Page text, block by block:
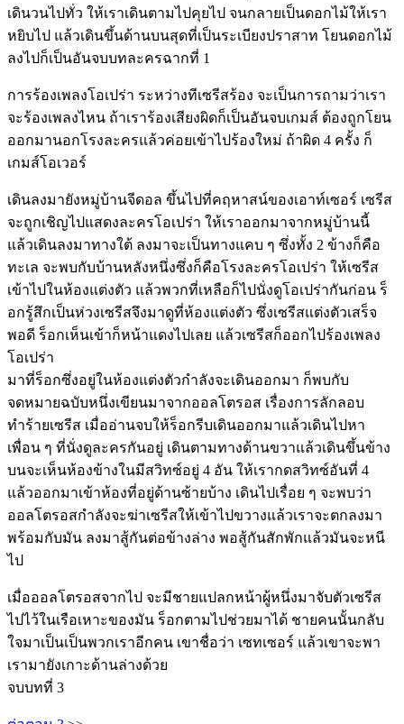
เดินวนไปทั่ว ให้เราเดินตามไปคุยไป จนกลายเป็นดอกไม้ให้เรา
หยิบไป แล้วเดินขึ้นด้านบนสุดที่เป็นระเบียงปราสาท โยนดอกไม้
ลงไปก็เป็นอันจบบทละครฉากที่ 1
การร้องเพลงโอเปร่า ระหว่างทีเซรีสร้อง จะเป็นการถามว่าเรา
จะร้องเพลงไหน ถ้าเราร้องเสียงผิดก็เป็นอันจบเกมส์ ต้องถูกโยน
ออกมานอกโรงละครแล้วค่อยเข้าไปร้องใหม่ ถ้าผิด 4 ครั้ง ก็
เกมส์โอเวอร์
เดินลงมายังหมู่บ้านจีดอล ขึ้นไปที่คฤหาสน์ของเอาท์เซอร์ เซรีส
จะถูกเชิญไปแสดงละครโอเปร่า ให้เราออกมาจากหมู่บ้านนี้
แล้วเดินลงมาทางใต้ ลงมาจะเป็นทางแคบ ๆ ซึ่งทั้ง 2 ข้างก็คือ
ทะเล จะพบกับบ้านหลังหนึ่งซึ่งก็คือโรงละครโอเปร่า ให้เซรีส
เข้าไปในห้องแต่งตัว แล้วพวกที่เหลือก็ไปนั่งดูโอเปร่ากันก่อน ร็
อกรู้สึกเป็นห่วงเซรีสจึงมาดูที่ห้องแต่งตัว ซึ่งเซรีสแต่งตัวเสร็จ
พอดี ร็อกเห็นเข้าก็หน้าแดงไปเลย แล้วเซรีสก็ออกไปร้องเพลง
โอเปร่า
มาที่ร็อกซึ่งอยู่ในห้องแต่งตัวกำลังจะเดินออกมา ก็พบกับ
จดหมายฉบับหนึ่งเขียนมาจากออลโตรอส เรื่องการลักลอบ
ทำร้ายเซรีส เมื่ออ่านจบให้ร็อกรีบเดินออกมาแล้วเดินไปหา
เพื่อน ๆ ที่นั่งดูละครกันอยู่ เดินตามทางด้านขวาแล้วเดินขึ้นข้าง
บนจะเห็นห้องข้างในมีสวิทซ์อยู่ 4 อัน ให้เรากดสวิทซ์อันที่ 4
แล้วออกมาเข้าห้องที่อยู่ด้านซ้ายบ้าง เดินไปเรื่อย ๆ จะพบว่า
ออลโตรอสกำลังจะฆ่าเซรีสให้เข้าไปขวางแล้วเราจะตกลงมา
พร้อมกับมัน ลงมาสู้กันต่อข้างล่าง พอสู้กันสักพักแล้วมันจะหนี
ไป
เมื่อออลโตรอสจากไป จะมีชายแปลกหน้าผู้หนึ่งมาจับตัวเซรีส
ไปไว้ในเรือเหาะของมัน ร็อกตามไปช่วยมาได้ ชายคนนั้นกลับ
ใจมาเป็นเป็นพวกเราอีกคน เขาชื่อว่า เซทเซอร์ แล้วเขาจะพา
เรามายังเกาะด้านล่างด้วย
จบบทที่ 3